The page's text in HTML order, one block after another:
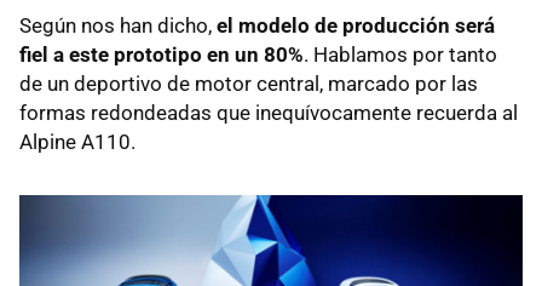
Según nos han dicho, el modelo de producción será
fiel a este prototipo en un 80%. Hablamos por tanto
de un deportivo de motor central, marcado por las
formas redondeadas que inequívocamente recuerda al
Alpine A110.